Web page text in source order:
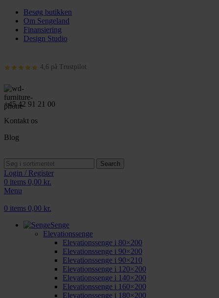
Besøg butikken
Om Sengeland
Finansiering
Design Studio
4,6 på Trustpilot
+45 42 91 21 00
Kontakt os
Blog
Search
Login / Register
0 items 0,00 kr.
Menu
0 items 0,00 kr.
Senge
Elevationssenge
Elevationssenge i 80×200
Elevationssenge i 90×200
Elevationssenge i 90×210
Elevationssenge i 120×200
Elevationssenge i 140×200
Elevationssenge i 160×200
Elevationssenge i 180×200